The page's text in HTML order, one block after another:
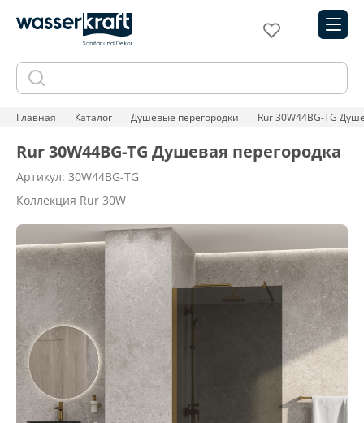
Главная Каталог Душевые перегородки Rur 30W44BG-TG
Rur 30W44BG-TG Душевая перегородка
Артикул: 30W44BG-TG
Коллекция Rur 30W